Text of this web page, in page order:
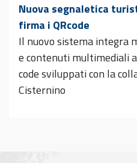
Nuova segnaletica
firma i QRcode
Il nuovo sistema integra
e contenuti multimediali
code sviluppati con la
Cisternino